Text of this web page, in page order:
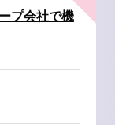
プ会社で機